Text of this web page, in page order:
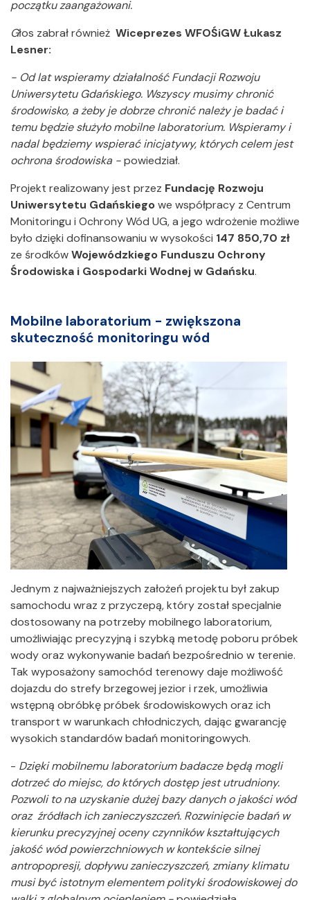
początku zaangażowani.
Głos zabrał również Wiceprezes WFOŚiGW Łukasz
Lesner:
- Od lat wspieramy działalność Fundacji Rozwoju
Uniwersytetu Gdańskiego. Wszyscy musimy chronić
środowisko, a żeby je dobrze chronić należy je badać i
temu będzie służyło mobilne laboratorium. Wspieramy i
nadal będziemy wspierać inicjatywy, których celem jest
ochrona środowiska -powiedział.
Projekt realizowany jest przez Fundację Rozwoju
Uniwersytetu Gdańskiegowe współpracy z Centrum
Monitoringu i Ochrony Wód UG, a jego wdrożenie możliwe
było dzięki dofinansowaniu w wysokości 147 850,70 zł
ze środkówWojewódzkiego Funduszu Ochrony
Środowiska i Gospodarki Wodnej w Gdańsku.
Mobilne laboratorium - zwiększona
skuteczność monitoringu wód
Jednym z najważniejszych założeń projektu był zakup
samochodu wraz z przyczepą, który został specjalnie
dostosowany na potrzeby mobilnego laboratorium,
umożliwiając precyzyjną i szybką metodę poboru próbek
wody oraz wykonywanie badań bezpośrednio w terenie.
Tak wyposażony samochód terenowy daje możliwość
dojazdu do strefy brzegowej jezior i rzek, umożliwia
wstępną obróbkę próbek środowiskowych oraz ich
transport w warunkach chłodniczych, dając gwarancję
wysokich standardów badań monitoringowych.
- Dzięki mobilnemu laboratorium badacze będą mogli
dotrzeć do miejsc, do których dostęp jest utrudniony.
Pozwoli to na uzyskanie dużej bazy danych o jakości wód
oraz źródłach ich zanieczyszczeń. Rozwinięcie badań w
kierunku precyzyjnej oceny czynników kształtujących
jakość wód powierzchniowych w kontekście silnej
antropopresji, dopływu zanieczyszczeń, zmiany klimatu
musi być istotnym elementem polityki środowiskowej do